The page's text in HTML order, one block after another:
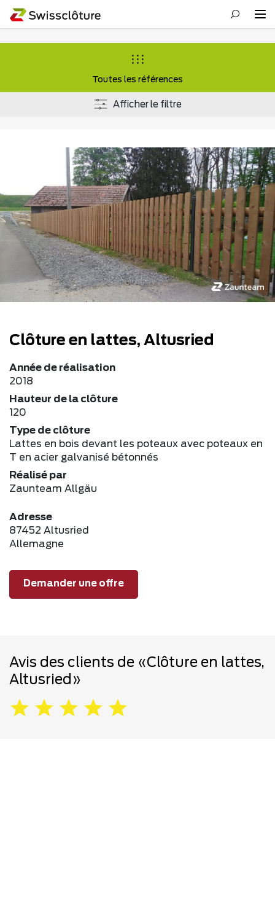
Toutes les références
Afficher le filtre
Clôture en lattes, Altusried
Année de réalisation
2018
Hauteur de la clôture
120
Type de clôture
Lattes en bois devant les poteaux avec poteaux en
T en acier galvanisé bétonnés
Réalisé par
Zaunteam Allgäu
Adresse
87452 Altusried
Allemagne
Demander une offre
Avis des clients de «Clôture en lattes,
Altusried»